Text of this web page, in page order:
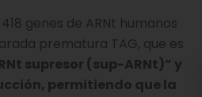
genes de ARNt humanos
prematura TAG, que es
supresor (sup-ARNt)” y
permitiendo que la